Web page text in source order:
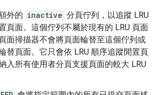
外的 inactive 分頁佇列，以追蹤 LRU
頁面。這個佇列不屬於現有的 LRU 頁面
面掃描器不會將頁面輪替至這個佇列或
替頁面。它只會依 LRU 順序追蹤閒置頁
入所有使用者分頁支援頁面的較大 LRU